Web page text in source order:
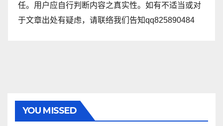
任。用户应自行判断内容之真实性。如有不适当或对
于文章出处有疑虑，请联络我们告知qq825890484
YOU MISSED